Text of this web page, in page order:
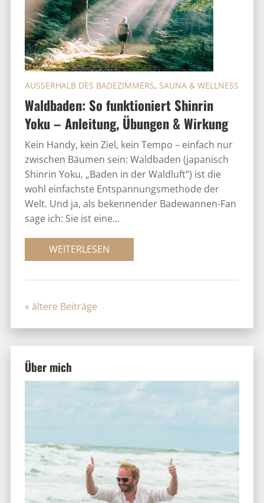
Waldbaden: So funktioniert Shinrin
Yoku – Anleitung, Übungen & Wirkung
AUSSERHALB DES BADEZIMMERS , SAUNA & WELLNESS
Kein Handy, kein Ziel, kein Tempo – einfach nur
zwischen Bäumen sein: Waldbaden (japanisch
Shinrin Yoku, „Baden in der Waldluft“) ist die
wohl einfachste Entspannungsmethode der
Welt. Und ja, als bekennender Badewannen-Fan
sage ich: Sie ist eine...
WEITERLESEN
Über mich